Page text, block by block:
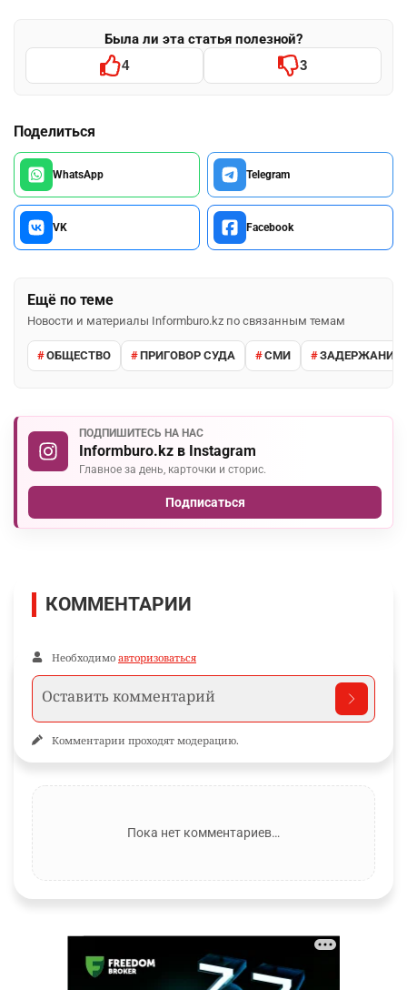
Была ли эта статья полезной?
4 3
Поделиться
WhatsApp Telegram
VK Facebook
Ещё по теме
Новости и материалы Informburo.kz по связанным темам
ОБЩЕСТВО ПРИГОВОР СУДА СМИ ЗАДЕРЖАНИЕ
ПОДПИШИТЕСЬ НА НАС
Informburo.kz в Instagram
Главное за день, карточки и сторис.
Подписаться
КОММЕНТАРИИ
Необходимо авторизоваться
Комментарии проходят модерацию.
Пока нет комментариев…